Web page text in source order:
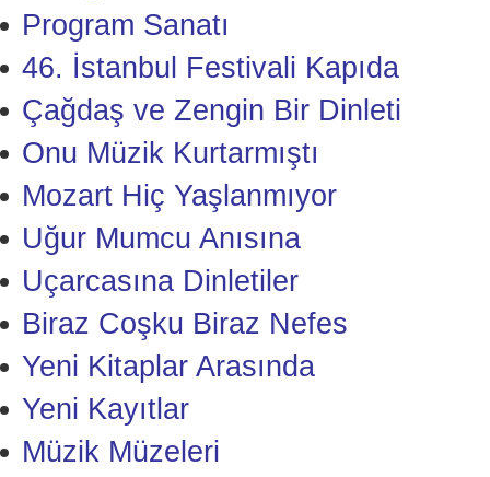
Program Sanatı
46. İstanbul Festivali Kapıda
Çağdaş ve Zengin Bir Dinleti
Onu Müzik Kurtarmıştı
Mozart Hiç Yaşlanmıyor
Uğur Mumcu Anısına
Uçarcasına Dinletiler
Biraz Coşku Biraz Nefes
Yeni Kitaplar Arasında
Yeni Kayıtlar
Müzik Müzeleri